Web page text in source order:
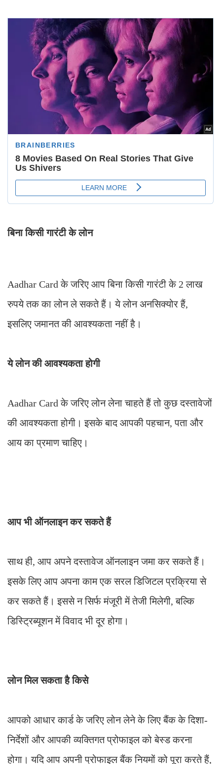
बिना किसी गारंटी के लोन
Aadhar Card के जरिए आप बिना किसी गारंटी के 2 लाख
रुपये तक का लोन ले सकते हैं। ये लोन अनसिक्योर हैं,
इसलिए जमानत की आवश्यकता नहीं है।
ये लोन की आवश्यकता होगी
Aadhar Card के जरिए लोन लेना चाहते हैं तो कुछ दस्तावेजों
की आवश्यकता होगी। इसके बाद आपकी पहचान, पता और
आय का प्रमाण चाहिए।
आप भी ऑनलाइन कर सकते हैं
साथ ही, आप अपने दस्तावेज ऑनलाइन जमा कर सकते हैं।
इसके लिए आप अपना काम एक सरल डिजिटल प्रक्रिया से
कर सकते हैं। इससे न सिर्फ मंजूरी में तेजी मिलेगी, बल्कि
डिस्ट्रिब्यूशन में विवाद भी दूर होगा।
लोन मिल सकता है किसे
आपको आधार कार्ड के जरिए लोन लेने के लिए बैंक के दिशा-
निर्देशों और आपकी व्यक्तिगत प्रोफाइल को बेस्ड करना
होगा। यदि आप अपनी प्रोफाइल बैंक नियमों को पूरा करते हैं,